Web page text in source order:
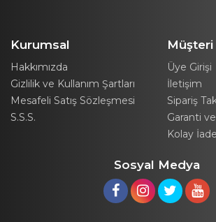
Kurumsal
Hakkımızda
Gizlilik ve Kullanım Şartları
Mesafeli Satış Sözleşmesi
S.S.S.
Üye Girişi
İletişim
Sipariş
Garanti
Kolay İade
Sosyal Medya